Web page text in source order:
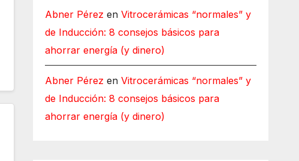
Abner Pérez enVitrocerámicas “normales” y
de Inducción: 8 consejos básicos para
ahorrar energía (y dinero)
Abner Pérez enVitrocerámicas “normales” y
de Inducción: 8 consejos básicos para
ahorrar energía (y dinero)